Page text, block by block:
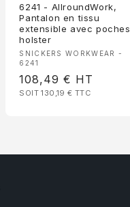
6241 - AllroundWork,
Pantalon en tissu
extensible avec poches
holster
Fournisseur :
SNICKERS WORKWEAR -
6241
Prix
habituel
108,49 € HT
SOIT 130,19 € TTC